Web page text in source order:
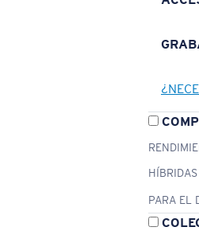
HÍBRIDAS
PARA EL